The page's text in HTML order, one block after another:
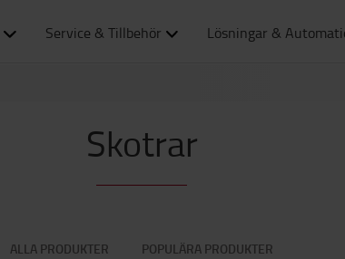
Service & Tillbehör Lösningar &
Skotrar
ALLA PRODUKTER POPULÄRA PRODUKTER